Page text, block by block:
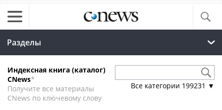
Разделы
Индексная книга (каталог)
CNews*
Получите все материалы
CNews по ключевому слову
Все категории 199231 ▼